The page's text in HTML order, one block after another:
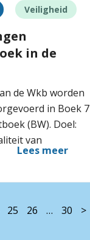
Veiligheid
in de
de Wkb worden
in Boek 7
(BW). Doel:
van
Lees meer
25 26 … 30 >